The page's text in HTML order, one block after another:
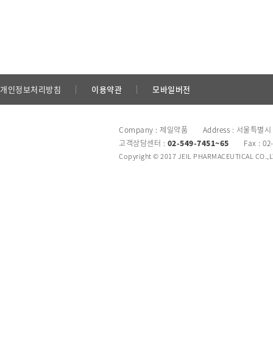
개인정보처리방침 이용약관 모바일버전
Company : 제일약품 Address : 서울특별시
고객상담센터 : 02-549-7451~65 Fax :
Copyright © 2017 JEIL PHARMACEUTICAL